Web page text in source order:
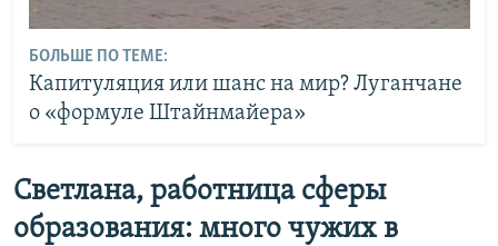
БОЛЬШЕ ПО ТЕМЕ:
Капитуляция или шанс на мир? Луганчане
о «формуле Штайнмайера»
Светлана, работница сферы
образования: много чужих в